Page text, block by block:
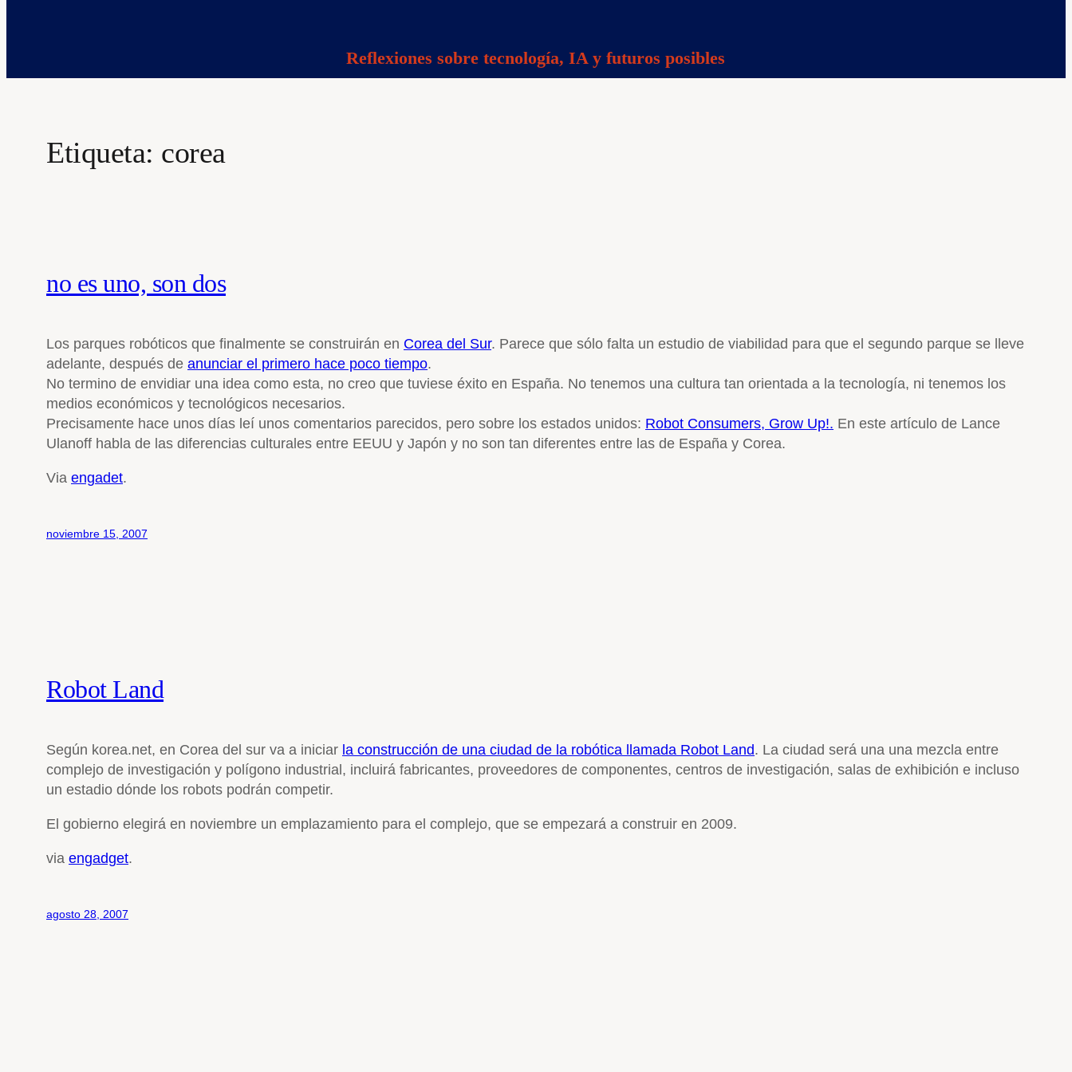
Reflexiones sobre tecnología, IA y futuros posibles
Etiqueta: corea
no es uno, son dos
Los parques robóticos que finalmente se construirán en Corea del Sur. Parece que sólo falta un estudio de viabilidad para que el segundo parque se lleve
adelante, después de anunciar el primero hace poco tiempo.
No termino de envidiar una idea como esta, no creo que tuviese éxito en España. No tenemos una cultura tan orientada a la tecnología, ni tenemos los
medios económicos y tecnológicos necesarios.
Precisamente hace unos días leí unos comentarios parecidos, pero sobre los estados unidos: Robot Consumers, Grow Up!. En este artículo de Lance
Ulanoff habla de las diferencias culturales entre EEUU y Japón y no son tan diferentes entre las de España y Corea.
Via engadet.
noviembre 15, 2007
Robot Land
Según korea.net, en Corea del sur va a iniciar la construcción de una ciudad de la robótica llamada Robot Land. La ciudad será una una mezcla entre
complejo de investigación y polígono industrial, incluirá fabricantes, proveedores de componentes, centros de investigación, salas de exhibición e incluso
un estadio dónde los robots podrán competir.
El gobierno elegirá en noviembre un emplazamiento para el complejo, que se empezará a construir en 2009.
via engadget.
agosto 28, 2007